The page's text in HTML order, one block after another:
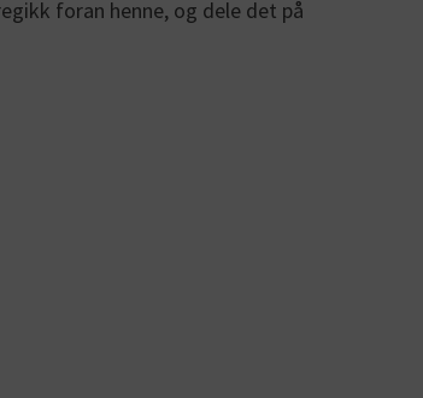
foran henne, og dele det på